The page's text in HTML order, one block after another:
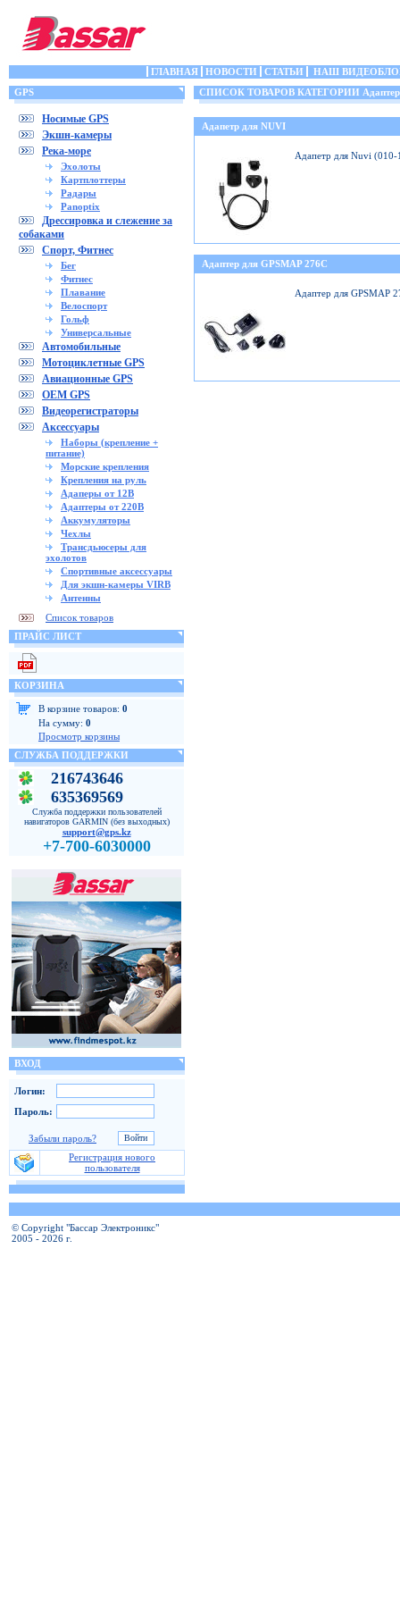
ГЛАВНАЯ НОВОСТИ СТАТЬИ
НАШ
GPS
Носимые GPS
Экшн-камеры
Река-море
Эхолоты
Картплоттеры
Радары
Panoptix
Дрессировка и слежение за
собаками
Спорт, Фитнес
Бег
Фитнес
Плавание
Велоспорт
Гольф
Универсальные
Автомобильные
Мотоциклетные GPS
Авиационные GPS
OEM GPS
Видеорегистраторы
Аксессуары
Наборы (крепление +
питание)
Морские крепления
Крепления на руль
Адаперы от 12В
Адаптеры от 220В
Аккумуляторы
Чехлы
Трансдьюсеры для
эхолотов
Спортивные аксессуары
Для экшн-камеры VIRB
Антенны
Список товаров
ПРАЙС ЛИСТ
КОРЗИНА
В корзине товаров: 0
На сумму: 0
Просмотр корзины
СЛУЖБА ПОДДЕРЖКИ
216743646
635369569
Служба поддержки пользователей
навигаторов GARMIN (без выходных)
support@gps.kz
+7-700-6030000
ВХОД
Логин:
Пароль:
Забыли пароль?
Регистрация нового
пользователя
СПИСОК ТОВАРОВ КАТЕГОРИИ
Адапетр для NUVI
Адапетр для Nuvi
Адаптер для GPSMAP 276C
Адаптер для GPSMAP
© Copyright "Бассар Электроникс"
2005 - 2026 г.